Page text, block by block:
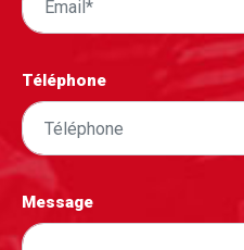
Téléphone
Message